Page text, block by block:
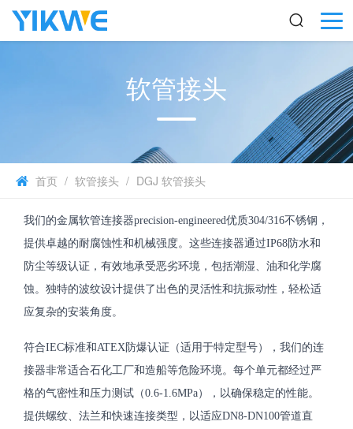
软管接头
首页 / 软管接头 / DGJ 软管接头
我们的金属软管连接器precision-engineered优质304/316不锈钢，
提供卓越的耐腐蚀性和机械强度。这些连接器通过IP68防水和
防尘等级认证，有效地承受恶劣环境，包括潮湿、油和化学腐
蚀。独特的波纹设计提供了出色的灵活性和抗振动性，轻松适
应复杂的安装角度。
符合IEC标准和ATEX防爆认证（适用于特定型号），我们的连
接器非常适合石化工厂和造船等危险环境。每个单元都经过严
格的气密性和压力测试（0.6-1.6MPa），以确保稳定的性能。
提供螺纹、法兰和快速连接类型，以适应DN8-DN100管道直